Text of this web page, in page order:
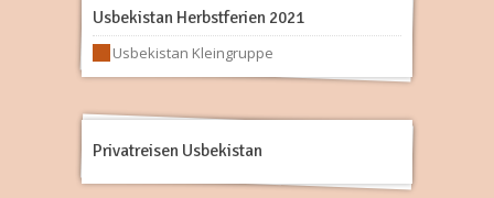
Usbekistan Herbstferien 2021
Usbekistan Kleingruppe
Privatreisen Usbekistan